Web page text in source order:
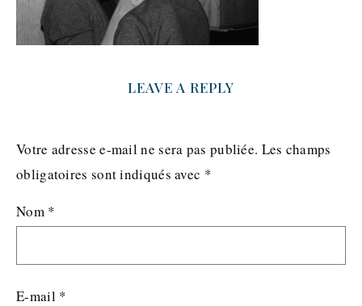
LEAVE A REPLY
Votre adresse e-mail ne sera pas publiée. Les champs
obligatoires sont indiqués avec *
Nom *
E-mail *